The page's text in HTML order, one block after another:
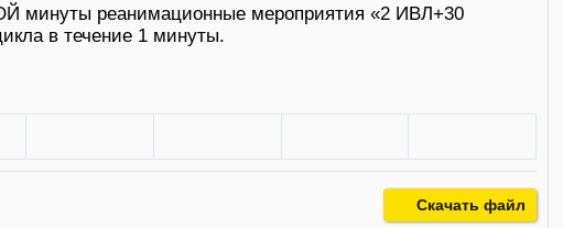
минуты реанимационные мероприятия «2 ИВЛ+30
в течение 1 минуты.
Скачать файл